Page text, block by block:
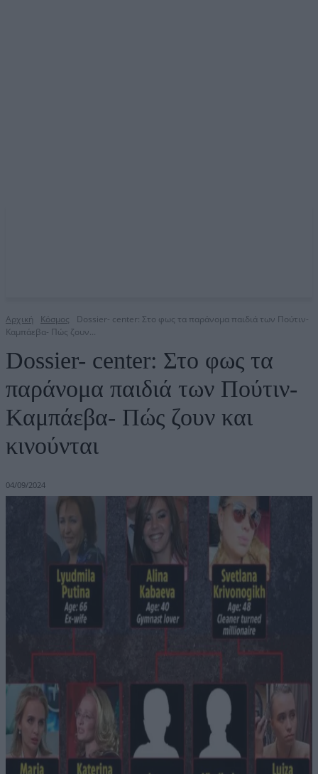
Αρχική Κόσμος
Dossier- center: Στο φως τα παράνομα παιδιά των Πούτιν-
Καμπάεβα- Πώς ζουν...
Dossier- center: Στο φως τα
παράνομα παιδιά των Πούτιν-
Καμπάεβα- Πώς ζουν και
κινούνται
04/09/2024